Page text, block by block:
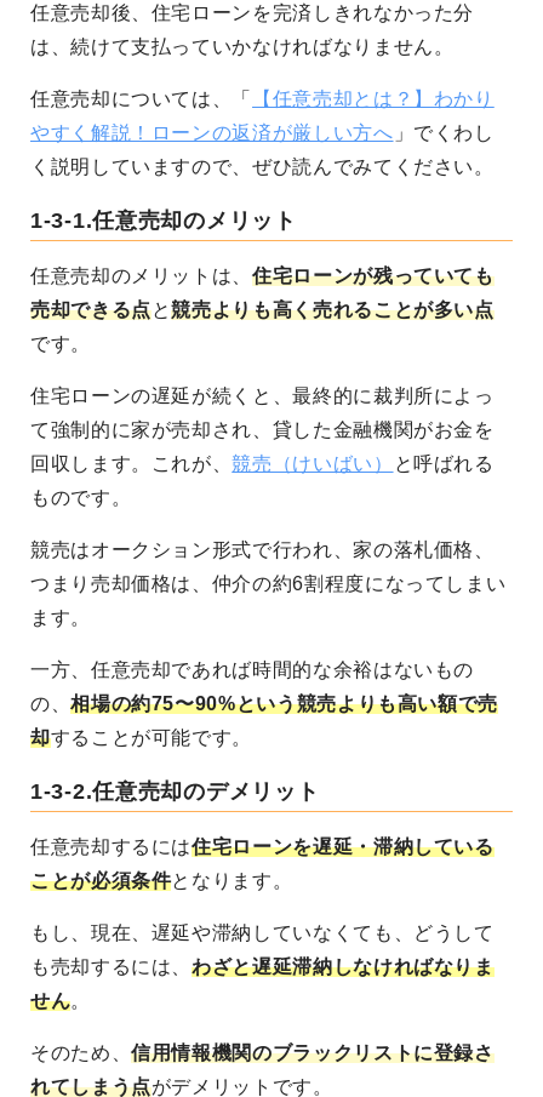
任意売却後、住宅ローンを完済しきれなかった分
は、続けて支払っていかなければなりません。
任意売却については、「
【任意売却とは？】わかり
やすく解説！ローンの返済が厳しい方へ 」でくわし
く説明していますので、ぜひ読んでみてください。
1-3-1.任意売却のメリット
任意売却のメリットは、住宅ローンが残っていても
売却できる点と競売よりも高く売れることが多い点
です。
住宅ローンの遅延が続くと、最終的に裁判所によっ
て強制的に家が売却され、貸した金融機関がお金を
回収します。これが、競売（けいばい）
と呼ばれる
ものです。
競売はオークション形式で行われ、家の落札価格、
つまり売却価格は、仲介の約6割程度になってしまい
ます。
一方、任意売却であれば時間的な余裕はないもの
の、相場の約75〜90%という競売よりも高い額で売
却することが可能です。
1-3-2.任意売却のデメリット
任意売却するには住宅ローンを遅延・滞納している
ことが必須条件となります。
もし、現在、遅延や滞納していなくても、どうして
も売却するには、わざと遅延滞納しなければなりま
せん。
そのため、信用情報機関のブラックリストに登録さ
れてしまう点がデメリットです。